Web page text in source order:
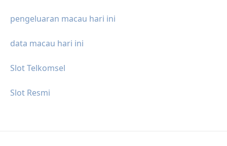
pengeluaran macau hari ini
data macau hari ini
Slot Telkomsel
Slot Resmi